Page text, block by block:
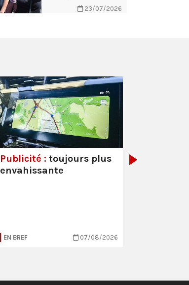
23/07/2026
Publicité : toujours plus
envahissante
EN BREF 07/08/2026